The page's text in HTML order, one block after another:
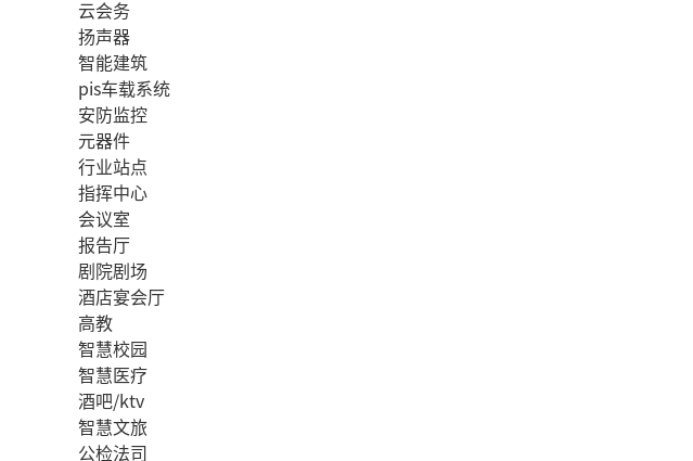
云会务
扬声器
智能建筑
pis车载系统
安防监控
元器件
行业站点
指挥中心
会议室
报告厅
剧院剧场
酒店宴会厅
高教
智慧校园
智慧医疗
酒吧/ktv
智慧文旅
公检法司